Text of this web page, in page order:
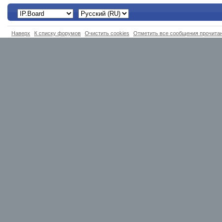
Наверх К списку форумов Очистить cookies Отметить все сообщения